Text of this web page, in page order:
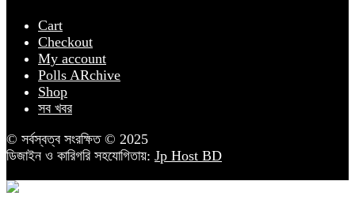
Cart
Checkout
My account
Polls ARchive
Shop
সব খবর
© সর্বস্বত্ব সংরক্ষিত © 2025
ডিজাইন ও কারিগরি সহযোগিতায়: Jp Host BD